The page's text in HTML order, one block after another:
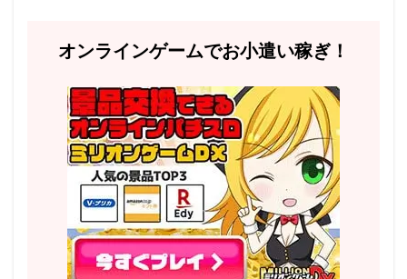
オンラインゲームでお小遣い稼ぎ！